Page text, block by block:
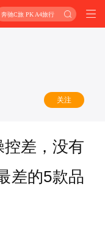
奔驰C旅 PK A4旅行
关注
差，没有
差的5款品